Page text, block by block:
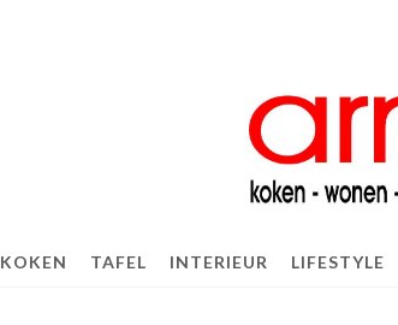
KOKEN TAFEL INTERIEUR LIFESTYLE